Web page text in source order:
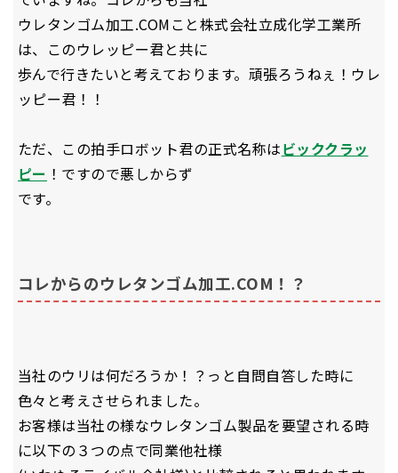
ウレタンゴム加工.COMこと株式会社立成化学工業所
は、このウレッピー君と共に
歩んで行きたいと考えております。頑張ろうねぇ！ウレ
ッピー君！！
ただ、この拍手ロボット君の正式名称はビッククラッ
ピー ！ですので悪しからず
です。
コレからのウレタンゴム加工.COM！？
当社のウリは何だろうか！？っと自問自答した時に
色々と考えさせられました。
お客様は当社の様なウレタンゴム製品を要望される時
に以下の３つの点で同業他社様